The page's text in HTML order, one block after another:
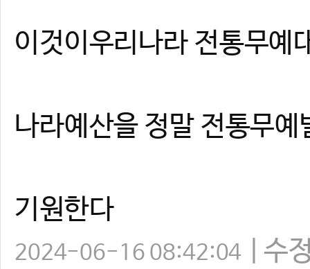
이것이우리나라 전통무예
나라예산을 정말 전통무예
기원한다
2024-06-16 08:42:04
수